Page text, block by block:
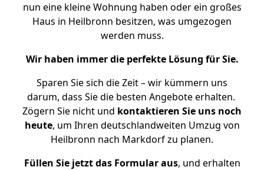
nun eine kleine Wohnung haben oder ein großes
Haus in Heilbronn besitzen, was umgezogen
werden muss.
Wir haben immer die perfekte Lösung für Sie.
Sparen Sie sich die Zeit – wir kümmern uns
darum, dass Sie die besten Angebote erhalten.
Zögern Sie nicht und kontaktieren Sie uns noch
heute, um Ihren deutschlandweiten Umzug von
Heilbronn nach Markdorf zu planen.
Füllen Sie jetzt das Formular aus, und erhalten